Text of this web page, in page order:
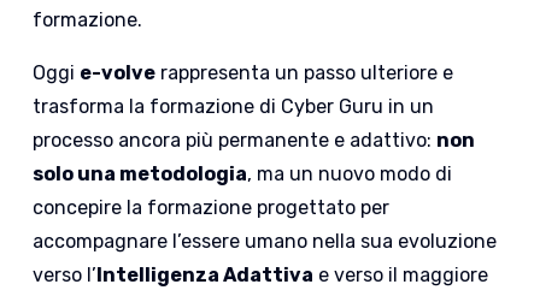
formazione.
Oggi e-volve rappresenta un passo ulteriore e
trasforma la formazione di Cyber Guru in un
processo ancora più permanente e adattivo: non
solo una metodologia, ma un nuovo modo di
concepire la formazione progettato per
accompagnare l’essere umano nella sua evoluzione
verso l’Intelligenza Adattiva e verso il maggiore